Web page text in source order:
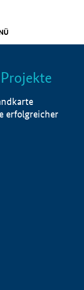
Info
erfolgreicher